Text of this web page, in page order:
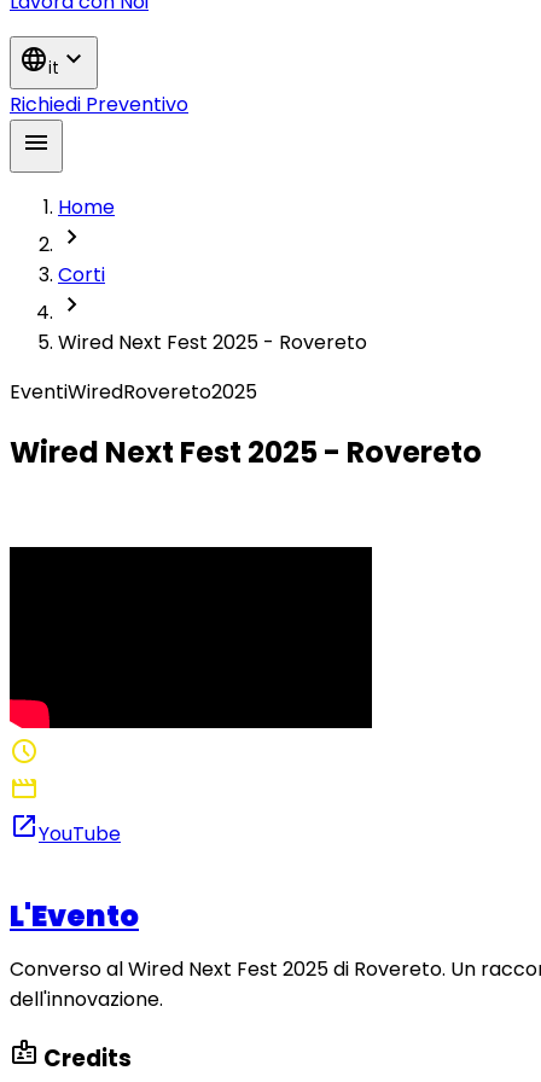
languageit expand_more
Richiedi Preventivo
menu
Home
chevron_right
Corti
chevron_right
Wired Next Fest 2025 - Rovereto
EventiWiredRovereto2025
Wired Next Fest 2025 - Rovereto
schedule
movie
open_in_newYouTube
L'Evento
Converso al Wired Next Fest 2025 di Rovereto. Un
dell'innovazione.
badge Credits